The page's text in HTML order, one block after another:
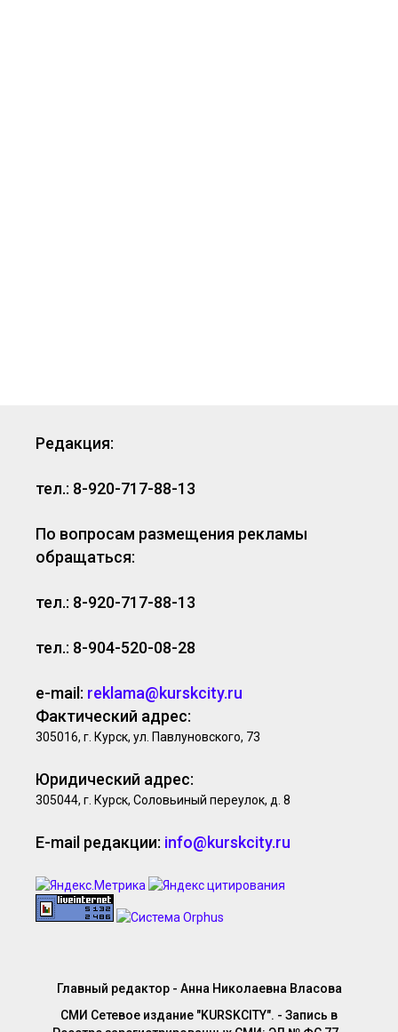
Редакция:
тел.: 8-920-717-88-13
По вопросам размещения рекламы
обращаться:
тел.: 8-920-717-88-13
тел.: 8-904-520-08-28
e-mail: reklama@kurskcity.ru
Фактический адрес:
305016, г. Курск, ул. Павлуновского, 73
Юридический адрес:
305044, г. Курск, Соловьиный переулок, д. 8
E-mail редакции: info@kurskcity.ru
Главный редактор - Анна Николаевна Власова
СМИ Сетевое издание "KURSKCITY". - Запись в